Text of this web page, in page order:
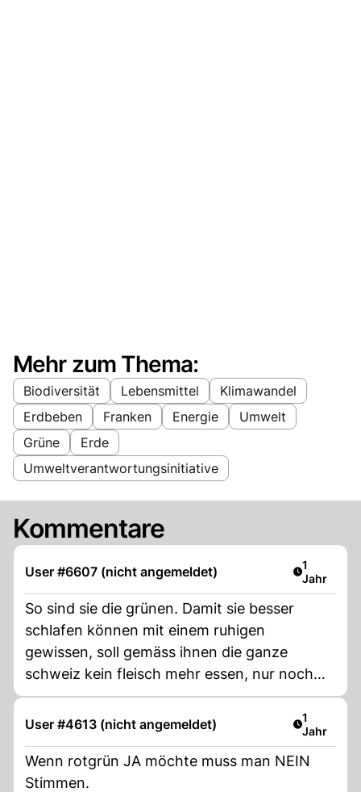
Mehr zum Thema:
Biodiversität Lebensmittel
Klimawandel
Erdbeben
Franken Energie
Umwelt
Grüne
Erde
Umweltverantwortungsinitiative
Kommentare
User #6607 (nicht angemeldet) Artikel
1
Jahr
So sind sie die grünen. Damit sie besser
schlafen können mit einem ruhigen
gewissen, soll gemäss ihnen die ganze
schweiz kein fleisch mehr essen, nur noch
velo fahren, alle ölheizungen innert kürze
rausreissen, rund 2/3 der industrieproduktion
arbeitsplätze aufheben, die sozialhilfe
herauffahren, die renten massiv zu senken,
User #4613 (nicht angemeldet) Artikel
1
Jahr
Wenn rotgrün JA möchte muss man NEIN
Stimmen.